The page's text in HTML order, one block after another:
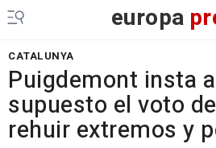
europa
CATALUNYA
Puigdemont insta
supuesto el voto
rehuir extremos y